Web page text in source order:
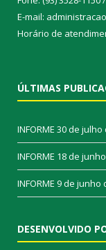
E-mail:
Horário de
ÚLTIMAS
INFORME 30 de julho
INFORME 18 de
INFORME 9 de junho
DESENVOLVIDO